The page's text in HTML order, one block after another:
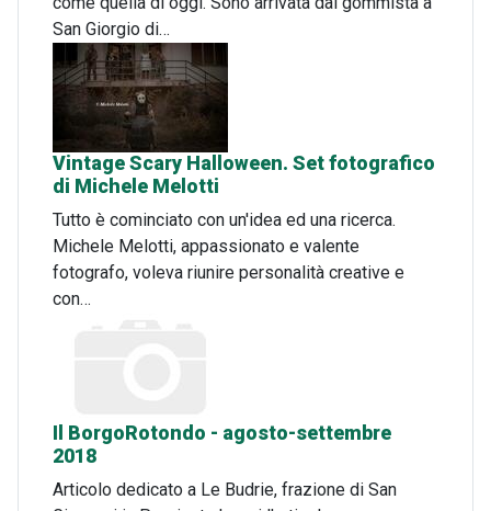
San Giorgio di…
Vintage Scary Halloween. Set fotografico
di Michele Melotti
Tutto è cominciato con un'idea ed una ricerca.
Michele Melotti, appassionato e valente
fotografo, voleva riunire personalità creative e
con…
Il BorgoRotondo - agosto-settembre
2018
Articolo dedicato a Le Budrie, frazione di San